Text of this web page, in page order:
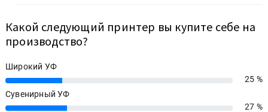
Какой следующий принтер вы купите себе на
производство?
Широкий УФ
25%
25 %
Сувенирный УФ
27%
27 %